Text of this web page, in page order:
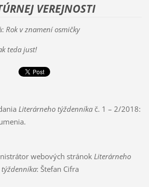
VEREJNOSTI
Rok v znamení osmičky
teda just!
Literárneho týždenníkač. 1 – 2/2018:
webových stránok Literárneho
týždenníka: Štefan Cifra